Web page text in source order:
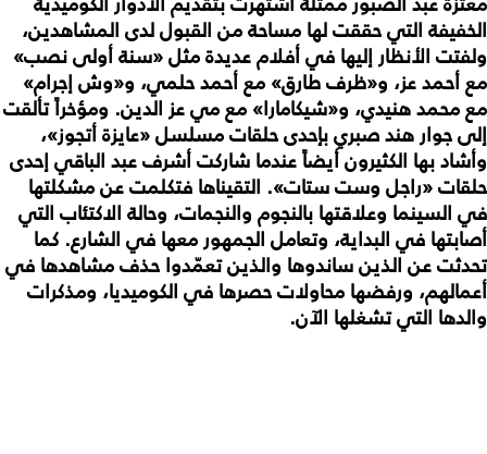
الخفيفة التي حققت لها مساحة من القبول لدى المشاهدين،
ولفتت الأنظار إليها في أفلام عديدة مثل «سنة أولى نصب»
مع أحمد عز، و«ظرف طارق» مع أحمد حلمي، و«وش إجرام»
مع محمد هنيدي، و«شيكامارا» مع مي عز الدين. ومؤخراً تألقت
إلى جوار هند صبري بإحدى حلقات مسلسل «عايزة أتجوز»،
وأشاد بها الكثيرون أيضاً عندما شاركت أشرف عبد الباقي إحدى
حلقات «راجل وست ستات». التقيناها فتكلمت عن مشكلتها
في السينما وعلاقتها بالنجوم والنجمات، وحالة الاكتئاب التي
أصابتها في البداية، وتعامل الجمهور معها في الشارع. كما
تحدثت عن الذين ساندوها والذين تعمّدوا حذف مشاهدها في
أعمالهم، ورفضها محاولات حصرها في الكوميديا، ومذكرات
والدها التي تشغلها الآن.